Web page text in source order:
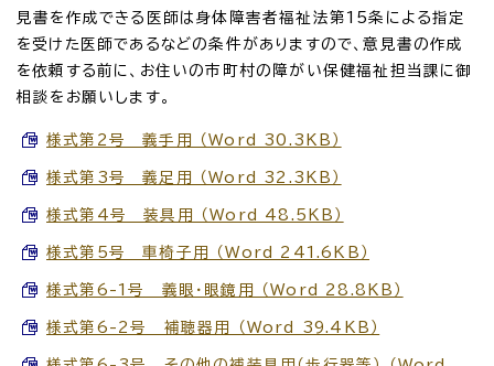
見書を作成できる医師は身体障害者福祉法第15条による指定
を受けた医師であるなどの条件がありますので、意見書の作成
を依頼する前に、お住いの市町村の障がい保健福祉担当課に御
相談をお願いします。
様式第2号 義手用 （Word 30.3KB）
様式第3号 義足用 （Word 32.3KB）
様式第4号 装具用 （Word 48.5KB）
様式第5号 車椅子用 （Word 241.6KB）
様式第6-1号 義眼・眼鏡用 （Word 28.8KB）
様式第6-2号 補聴器用 （Word 39.4KB）